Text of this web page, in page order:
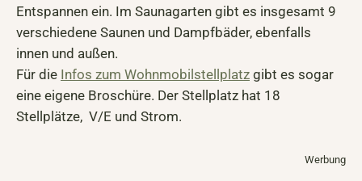
Entspannen ein. Im Saunagarten gibt es insgesamt 9
verschiedene Saunen und Dampfbäder, ebenfalls
innen und außen.
Für die Infos zum Wohnmobilstellplatz gibt es sogar
eine eigene Broschüre. Der Stellplatz hat 18
Stellplätze, V/E und Strom.
Werbung